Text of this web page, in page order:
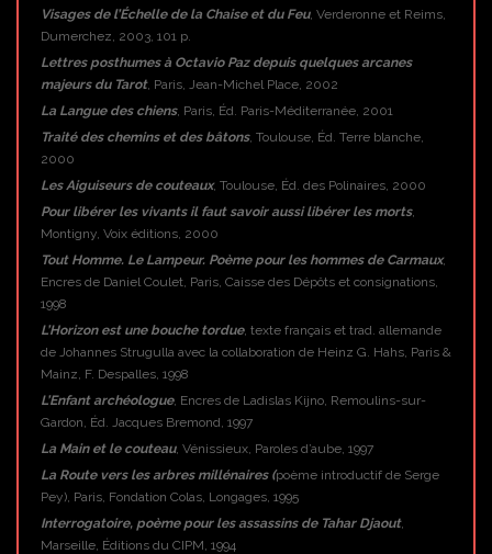
Visages de l’Échelle de la Chaise et du Feu, Verderonne et Reims,
Dumerchez, 2003, 101 p.
Lettres posthumes à Octavio Paz depuis quelques arcanes
majeurs du Tarot, Paris, Jean-Michel Place, 2002
La Langue des chiens, Paris, Éd. Paris-Méditerranée, 2001
Traité des chemins et des bâtons, Toulouse, Éd. Terre blanche,
2000
Les Aiguiseurs de couteaux, Toulouse, Éd. des Polinaires, 2000
Pour libérer les vivants il faut savoir aussi libérer les morts,
Montigny, Voix éditions, 2000
Tout Homme. Le Lampeur. Poème pour les hommes de Carmaux,
Encres de Daniel Coulet, Paris, Caisse des Dépôts et consignations,
1998
L’Horizon est une bouche tordue, texte français et trad. allemande
de Johannes Strugulla avec la collaboration de Heinz G. Hahs, Paris &
Mainz, F. Despalles, 1998
L’Enfant archéologue, Encres de Ladislas Kijno, Remoulins-sur-
Gardon, Éd. Jacques Bremond, 1997
La Main et le couteau, Vénissieux, Paroles d’aube, 1997
La Route vers les arbres millénaires (poème introductif de Serge
Pey), Paris, Fondation Colas, Longages, 1995
Interrogatoire, poème pour les assassins de Tahar Djaout,
Marseille, Éditions du CIPM, 1994